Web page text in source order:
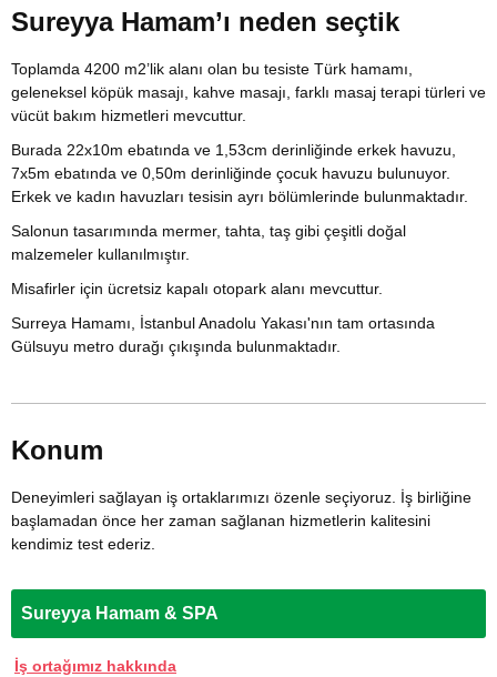
Sureyya Hamam’ı neden seçtik
Toplamda 4200 m2’lik alanı olan bu tesiste Türk hamamı,
geleneksel köpük masajı, kahve masajı, farklı masaj terapi türleri ve
vücüt bakım hizmetleri mevcuttur.
Burada 22x10m ebatında ve 1,53cm derinliğinde erkek havuzu,
7x5m ebatında ve 0,50m derinliğinde çocuk havuzu bulunuyor.
Erkek ve kadın havuzları tesisin ayrı bölümlerinde bulunmaktadır.
Salonun tasarımında mermer, tahta, taş gibi çeşitli doğal
malzemeler kullanılmıştır.
Misafirler için ücretsiz kapalı otopark alanı mevcuttur.
Surreya Hamamı, İstanbul Anadolu Yakası'nın tam ortasında
Gülsuyu metro durağı çıkışında bulunmaktadır.
Konum
Deneyimleri sağlayan iş ortaklarımızı özenle seçiyoruz. İş birliğine
başlamadan önce her zaman sağlanan hizmetlerin kalitesini
kendimiz test ederiz.
Sureyya Hamam & SPA
İş ortağımız hakkında